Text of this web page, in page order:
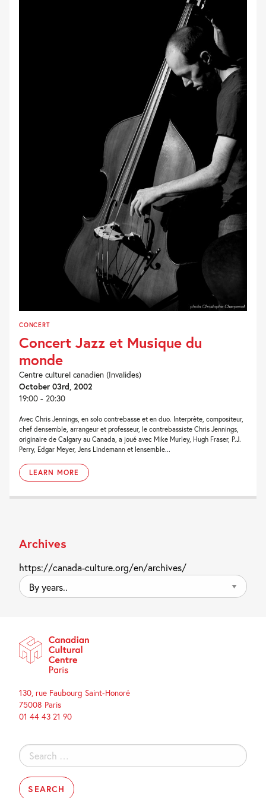
CONCERT
Concert Jazz et Musique du
monde
Centre culturel canadien (Invalides)
October 03rd, 2002
19:00 - 20:30
Avec Chris Jennings, en solo contrebasse et en duo. Interprète, compositeur,
chef densemble, arrangeur et professeur, le contrebassiste Chris Jennings,
originaire de Calgary au Canada, a joué avec Mike Murley, Hugh Fraser, P.J.
Perry, Edgar Meyer, Jens Lindemann et lensemble...
LEARN MORE
Archives
https://canada-culture.org/en/archives/
By
years..
130, rue Faubourg Saint-Honoré
75008 Paris
01 44 43 21 90
Search
for: